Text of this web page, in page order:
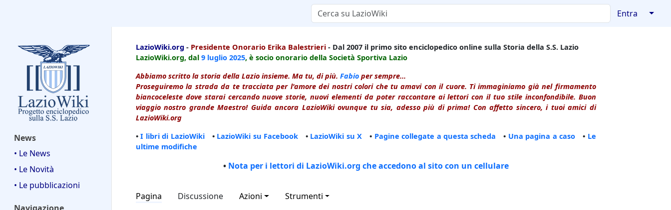
Entra ↓
News
• Le News
• Le Novità
• Le pubblicazioni
LazioWiki.org - Presidente Onorario Erika Balestrieri - Dal 2007 il primo sito enciclopedico online sulla Storia della S.S. Lazio
LazioWiki.org, dal 9 luglio 2025, è socio onorario della Società Sportiva Lazio
Abbiamo scritto la storia della Lazio insieme. Ma tu, di più. Fabio per sempre...
Proseguiremo la strada da te tracciata per l'amore dei nostri colori che tu amavi con il cuore. Ti immaginiamo già nel firmamento
biancoceleste dove starai cercando nuove storie, nuovi elementi da poter raccontare ai lettori con il tuo stile inconfondibile. Buon
viaggio nostro grande Maestro! Guida ancora LazioWiki ovunque tu sia, adesso più di prima! Con affetto sincero, i tuoi amici di
LazioWiki.org
•I libri di LazioWiki• LazioWiki su Facebook • LazioWiki su X • Pagine collegate a questa scheda • Una pagina a caso • Le
ultime modifiche
• Nota per i lettori di LazioWiki.org che accedono al sito con un cellulare
Pagina Discussione Azioni Strumenti